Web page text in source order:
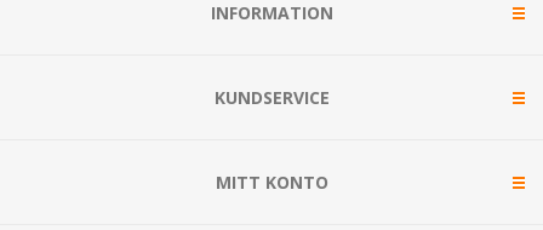
INFORMATION
KUNDSERVICE
MITT KONTO